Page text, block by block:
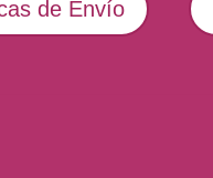
de Envío